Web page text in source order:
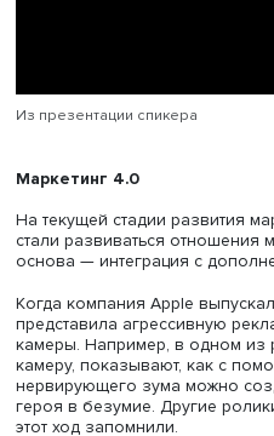
условно обозначить как
— Есть ли у вас любимый
— Что вы сделаете, если
— Я продолжу им
качество, — подумав,
Что и требовалось
оттолкнуть ростом цен.
Пакетное предложение
конечном итоге и
удержание лояльного